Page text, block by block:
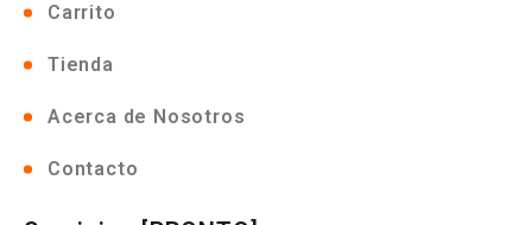
Carrito
Tienda
Acerca de Nosotros
Contacto